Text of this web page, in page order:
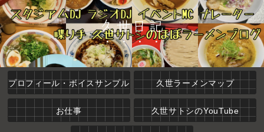
久世日記
プロフィール・ボイスサンプル 久世ラーメンマップ
お仕事 久世サトシのYouTube